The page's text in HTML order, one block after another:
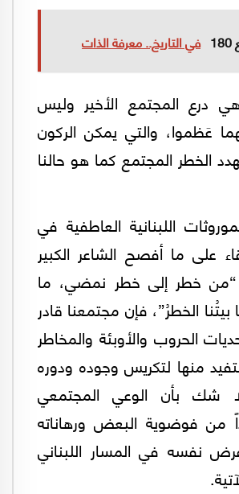
في التاريخ.. معرفة الذات
درع المجتمع الأخير وليس
عَظموا، والتي يمكن الركون
الخطر المجتمع كما هو حالنا
اللبنانية العاطفية في
على ما أفصح الشاعر الكبير
خطر إلى خطر نمضي، ما
الخطرُ”، فإن مجتمعنا قادر
الحروب والأوبئة والمخاطر
منها لتكريس وجوده ودوره
شك بأن الوعي المجتمعي
من فوضوية البعض ورهاناته
نفسه في المسار اللبناني